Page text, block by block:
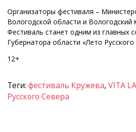
Организаторы фестиваля –
Вологодской области и Вологодский
Фестиваль станет одним из главных
Губернатора области «Лето Русского
12+
Теги: фестиваль Кружева, VITA
Русского Севера